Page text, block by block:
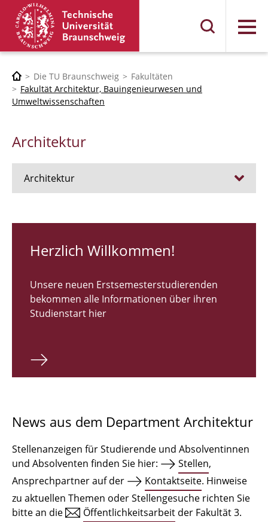
Menü
Die TU Braunschweig
Fakultäten
Fakultät Architektur, Bauingenieurwesen und
Umweltwissenschaften
Architektur
Architektur
RUNDGANG 26
Bachelor Architektur
Master Architektur
Qualifikationsprofil
Institute
Einrichtungen
Zeichensäle
Herzlich Willkommen!
Unsere neuen Erstsemesterstudierenden
bekommen alle Informationen über ihren
Studienstart hier
News aus dem Department Architektur
Stellenanzeigen für Studierende und Absolventinnen
und Absolventen finden Sie hier:
Stellen,
Ansprechpartner auf der
Kontaktseite. Hinweise
zu aktuellen Themen oder Stellengesuche richten Sie
bitte an die
Öffentlichkeitsarbeit der Fakultät 3.